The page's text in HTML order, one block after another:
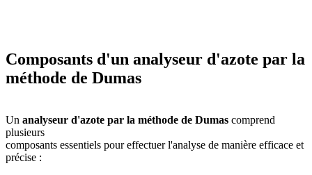
Composants d'un analyseur d'azote par la
méthode de Dumas
Un analyseur d'azote par la méthode de Dumas comprend
plusieurs
composants essentiels pour effectuer l'analyse de manière efficace et
précise :